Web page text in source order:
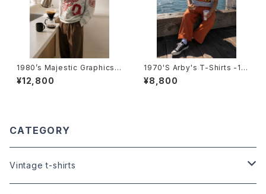
1980’s Majestic Graphics
Multi Print Sweat Shirt -19
80年代 マジェスティック・グラフ
¥12,800
1970'S Arby's T-Shirts -19
70年代 アービーズTシャツ-
¥8,800
CATEGORY
Vintage t-shirts